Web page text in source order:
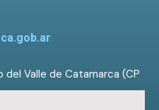
del Valle de Catamarca (CP